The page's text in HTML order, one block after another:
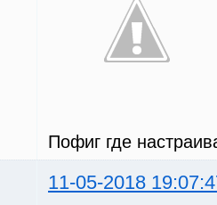
Пофиг где
11-05-2018